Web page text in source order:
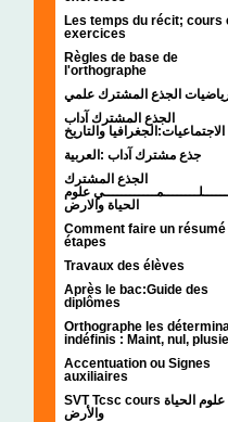
Les temps du récit; cours
exercices
Règles de base de
l'orthographe
الجذع المشترك علمي
الجذع المشترك آداب
الاجتماعيات:الجغرافيا والتاريخ
جذع مشترك آداب :العربية
الجذع المشترك
علوم
الحياة والارض
Comment faire un résumé
étapes
Travaux des élèves
Après le bac:Guide des
diplômes
Orthographe les
indéfinis : Maint, nul,
Accentuation ou Signes
auxiliaires
SVT Tcsc cours علوم الحياة
والأرض